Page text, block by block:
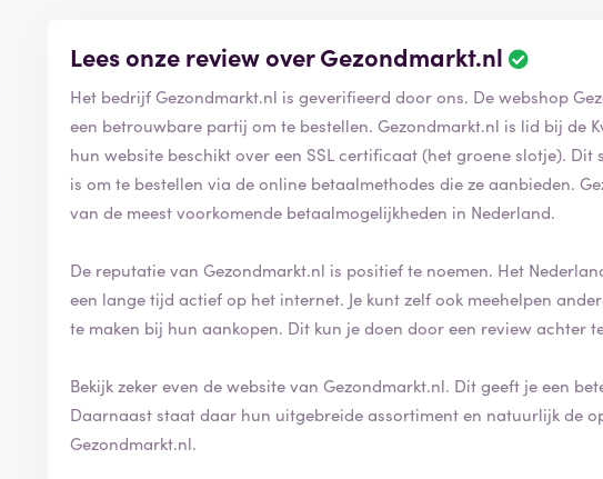
Lees onze review over Gezondmarkt.nl
Het bedrijf Gezondmarkt.nl is geverifieerd door ons. De webshop
een betrouwbare partij om te bestellen. Gezondmarkt.nl is lid bij de
hun website beschikt over een SSL certificaat (het groene slotje).
is om te bestellen via de online betaalmethodes die ze aanbieden.
van de meest voorkomende betaalmogelijkheden in Nederland.
De reputatie van Gezondmarkt.nl is positief te noemen. Het
een lange tijd actief op het internet. Je kunt zelf ook meehelpen
te maken bij hun aankopen. Dit kun je doen door een review achter
Bekijk zeker even de website van Gezondmarkt.nl. Dit geeft je een
Daarnaast staat daar hun uitgebreide assortiment en natuurlijk de
Gezondmarkt.nl.